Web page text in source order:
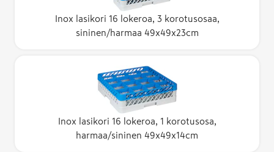
Inox lasikori 16 lokeroa, 3 korotusosaa,
sininen/harmaa 49x49x23cm
Inox lasikori 16 lokeroa, 1 korotusosa,
harmaa/sininen 49x49x14cm